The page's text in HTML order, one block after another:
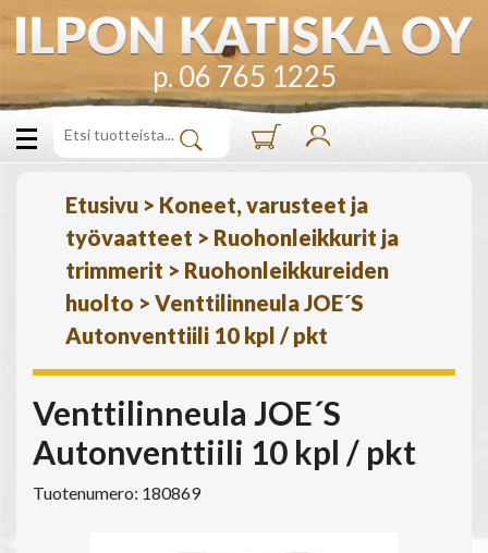
p. 06 765 1225
Etusivu > Koneet, varusteet ja
työvaatteet > Ruohonleikkurit ja
trimmerit > Ruohonleikkureiden
huolto > Venttilinneula JOE´S
Autonventtiili 10 kpl / pkt
Venttilinneula JOE´S
Autonventtiili 10 kpl / pkt
Tuotenumero: 180869